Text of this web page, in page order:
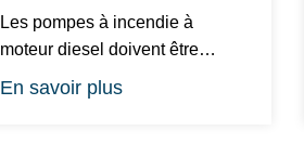
Les pompes à incendie à
moteur diesel doivent être
testées au moins une fois par
semaine p...
En savoir plus